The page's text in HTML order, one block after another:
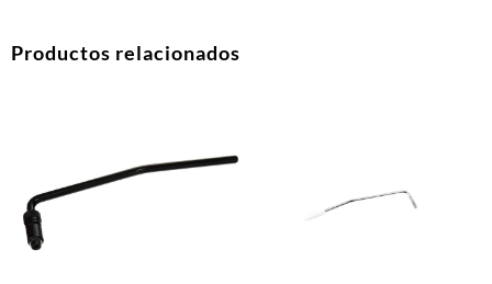
Productos relacionados